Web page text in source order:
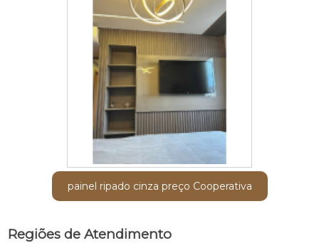
painel ripado cinza preço Cooperativa
Regiões de Atendimento